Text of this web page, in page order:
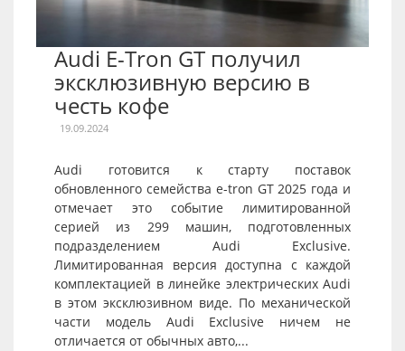
Audi E-Tron GT получил
эксклюзивную версию в
честь кофе
19.09.2024
Audi готовится к старту поставок
обновленного семейства e-tron GT 2025 года и
отмечает это событие лимитированной
серией из 299 машин, подготовленных
подразделением Audi Exclusive.
Лимитированная версия доступна с каждой
комплектацией в линейке электрических Audi
в этом эксклюзивном виде. По механической
части модель Audi Exclusive ничем не
отличается от обычных авто,...